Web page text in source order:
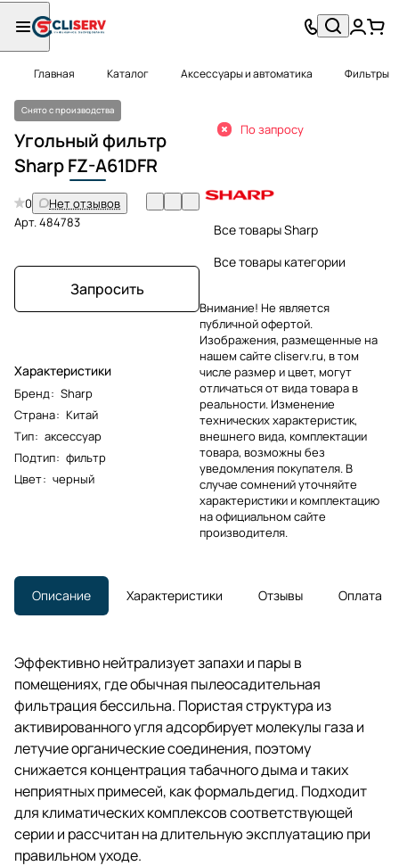
Главная Каталог Аксессуары и автоматика Фильтры
Снято с производства
Угольный фильтр
SharpFZ-A61DFR
0
Нет отзывов
Арт.484783
Запросить
Характеристики
Бренд: Sharp
Страна: Китай
Тип: аксессуар
Подтип: фильтр
Цвет: черный
По запросу
Все товары Sharp
Все товары категории
Внимание! Не является
публичной офертой.
Изображения, размещенные на
нашем сайте cliserv.ru, в том
числе размер и цвет, могут
отличаться от вида товара в
реальности. Изменение
технических характеристик,
внешнего вида, комплектации
товара, возможны без
уведомления покупателя. В
случае сомнений уточняйте
характеристики и комплектацию
на официальном сайте
производителя.
Описание Характеристики Отзывы Оплата
Эффективно нейтрализует запахи и пары в
помещениях, где обычная пылеосадительная
фильтрация бессильна. Пористая структура из
активированного угля адсорбирует молекулы газа и
летучие органические соединения, поэтому
снижается концентрация табачного дыма и таких
неприятных примесей, как формальдегид. Подходит
для климатических комплексов соответствующей
серии и рассчитан на длительную эксплуатацию при
правильном уходе.